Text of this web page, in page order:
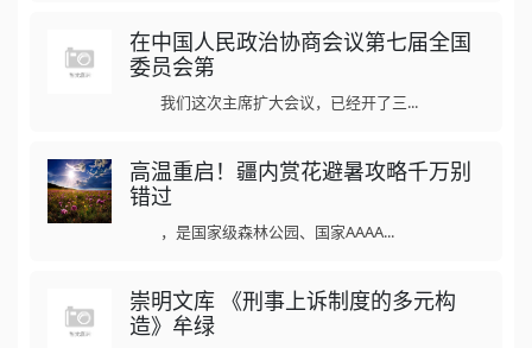
在中国人民政治协商会议第七届全国
委员会第
我们这次主席扩大会议，已经开了三...
高温重启！疆内赏花避暑攻略千万别
错过
，是国家级森林公园、国家AAAA...
崇明文库 《刑事上诉制度的多元构
造》牟绿